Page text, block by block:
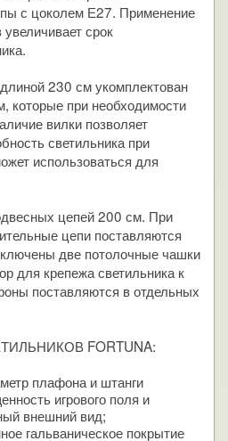
с цоколем Е27. Применение
срок
230 см укомплектован
которые при необходимости
вилки позволяет
светильника при
использоваться для
цепей 200 см. При
цепи поставляются
две потолочные чашки
для крепежа светильника к
поставляются в отдельных
FORTUNA:
плафона и штанги
игрового поля и
внешний вид;
гальваническое покрытие